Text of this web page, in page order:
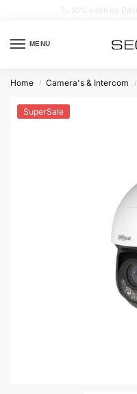
MENU
product…
Home / Camera's & Intercom /
SuperSale